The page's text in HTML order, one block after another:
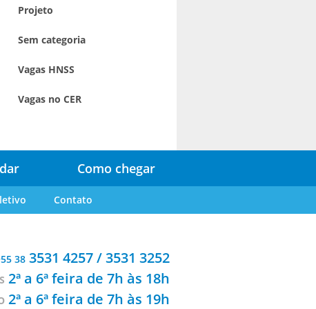
Projeto
Sem categoria
Vagas HNSS
Vagas no CER
Como chegar
Contato
38 3531 4257 / 3531 3252
2ª a 6ª feira de 7h às 18h
2ª a 6ª feira de 7h às 19h